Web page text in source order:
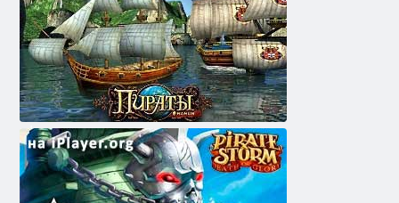
פּיראַטעס אָנליין